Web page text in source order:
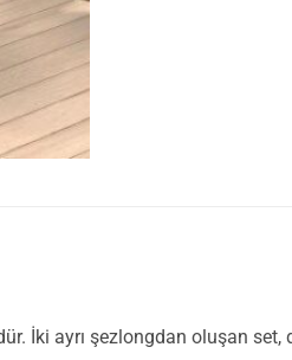
İki ayrı şezlongdan oluşan